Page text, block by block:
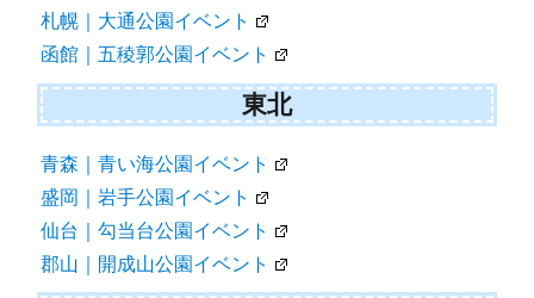
札幌｜大通公園イベント
函館｜五稜郭公園イベント
東北
青森｜青い海公園イベント
盛岡｜岩手公園イベント
仙台｜勾当台公園イベント
郡山｜開成山公園イベント